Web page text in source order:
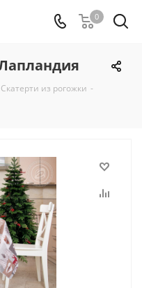
0
Скатерти из рогожки -